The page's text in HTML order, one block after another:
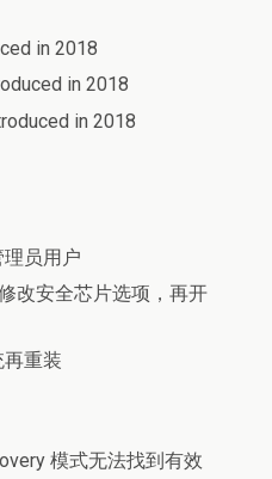
in 2018
in 2018
in 2018
员用户
改安全芯片选项，再开
重装
模式无法找到有效